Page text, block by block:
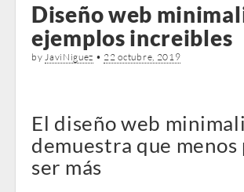
Diseño web
ejemplos increibles
byJaviNiguez • 22 octubre, 2019
El diseño web
demuestra que menos
ser más